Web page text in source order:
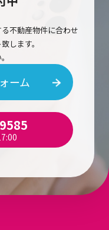
不動産物件に合わせ
します。
ーム